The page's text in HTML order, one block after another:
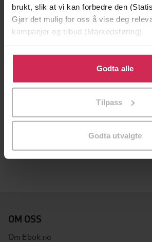
brukt, slik at vi kan forbedre den
Gjør det mulig for oss å vise deg
kampanjer og tilbud (Markedsføring)
Klikk på «Godta alle» for å gi oss ditt
bruke cookies for alle disse formålene.
tilpasse ditt samtykke til spesifikke
Godta alle
Tilpass
Godta utvalgte
349,-
Rimfrost på Saltudden
OM OSS
Om Ebok.no